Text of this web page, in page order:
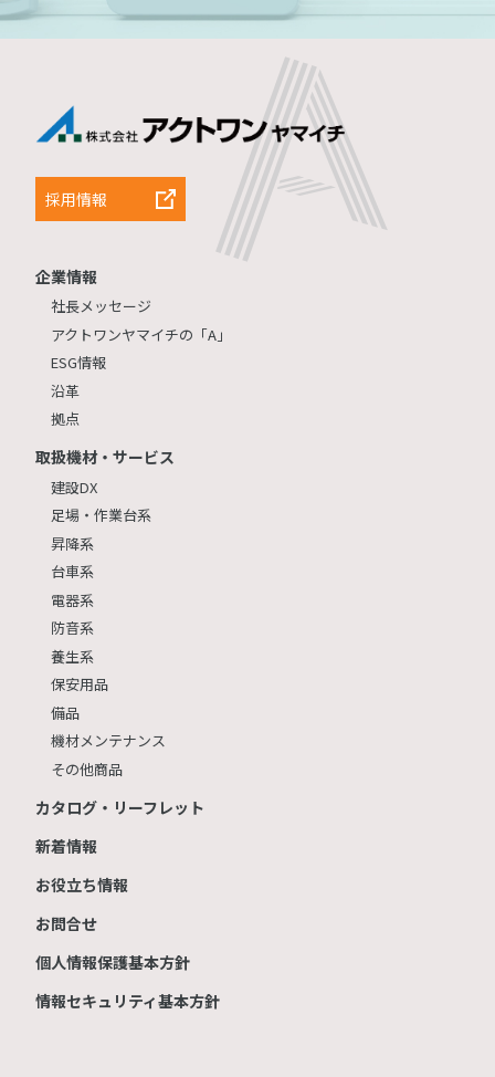
採用情報
企業情報
社長メッセージ
アクトワンヤマイチの「A」
ESG情報
沿革
拠点
取扱機材・サービス
建設DX
足場・作業台系
昇降系
台車系
電器系
防音系
養生系
保安用品
備品
機材メンテナンス
その他商品
カタログ・リーフレット
新着情報
お役立ち情報
お問合せ
個人情報保護基本方針
情報セキュリティ基本方針